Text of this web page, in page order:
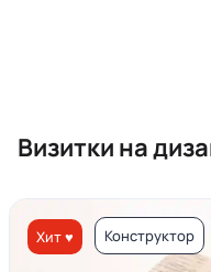
Визитки на
Хит ♥ Конструктор